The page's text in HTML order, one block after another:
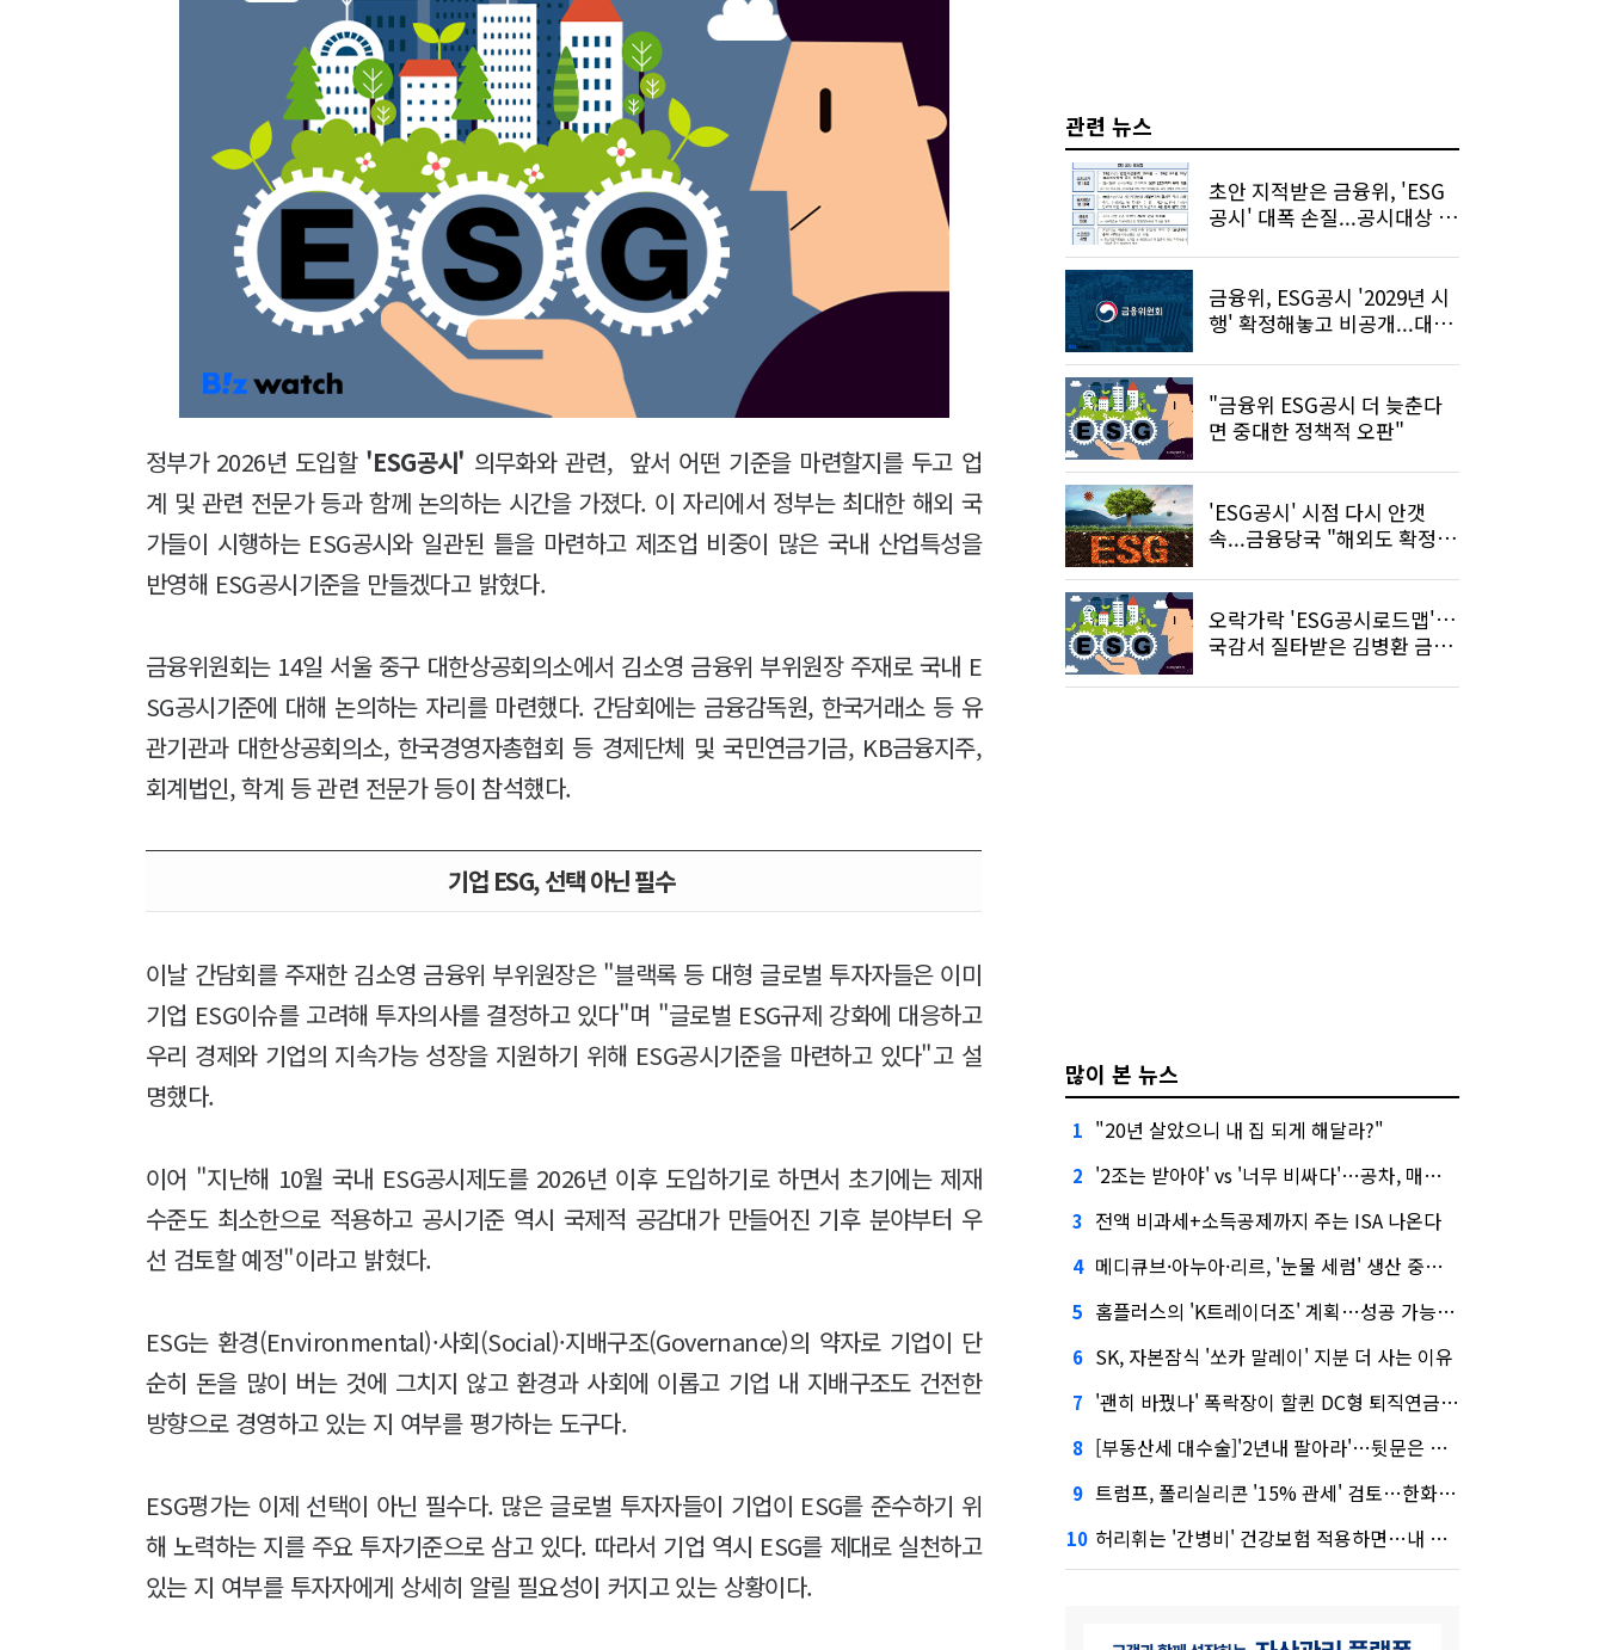
정부가 2026년 도입할 'ESG공시' 의무화와 관련, 앞서 어떤 기준을 마련할지를 두고 업
계 및 관련 전문가 등과 함께 논의하는 시간을 가졌다. 이 자리에서 정부는 최대한 해외 국
가들이 시행하는 ESG공시와 일관된 틀을 마련하고 제조업 비중이 많은 국내 산업특성을
반영해 ESG공시기준을 만들겠다고 밝혔다.
금융위원회는 14일 서울 중구 대한상공회의소에서 김소영 금융위 부위원장 주재로 국내 E
SG공시기준에 대해 논의하는 자리를 마련했다. 간담회에는 금융감독원, 한국거래소 등 유
관기관과 대한상공회의소, 한국경영자총협회 등 경제단체 및 국민연금기금, KB금융지주,
회계법인, 학계 등 관련 전문가 등이 참석했다.
기업 ESG, 선택 아닌 필수
이날 간담회를 주재한 김소영 금융위 부위원장은 "블랙록 등 대형 글로벌 투자자들은 이미
기업 ESG이슈를 고려해 투자의사를 결정하고 있다"며 "글로벌 ESG규제 강화에 대응하고
우리 경제와 기업의 지속가능 성장을 지원하기 위해 ESG공시기준을 마련하고 있다"고 설
명했다.
이어 "지난해 10월 국내 ESG공시제도를 2026년 이후 도입하기로 하면서 초기에는 제재
수준도 최소한으로 적용하고 공시기준 역시 국제적 공감대가 만들어진 기후 분야부터 우
선 검토할 예정"이라고 밝혔다.
ESG는 환경(Environmental)·사회(Social)·지배구조(Governance)의 약자로 기업이 단
순히 돈을 많이 버는 것에 그치지 않고 환경과 사회에 이롭고 기업 내 지배구조도 건전한
방향으로 경영하고 있는 지 여부를 평가하는 도구다.
ESG평가는 이제 선택이 아닌 필수다. 많은 글로벌 투자자들이 기업이 ESG를 준수하기 위
해 노력하는 지를 주요 투자기준으로 삼고 있다. 따라서 기업 역시 ESG를 제대로 실천하고
있는 지 여부를 투자자에게 상세히 알릴 필요성이 커지고 있는 상황이다.
관련 뉴스
초안 지적받은 금융위, 'ESG
공시' 대폭 손질...공시대상 확
금융위, ESG공시 '2029년 시
행' 확정해놓고 비공개...대선
"금융위 ESG공시 더 늦춘다
면 중대한 정책적 오판"
'ESG공시' 시점 다시 안갯
속...금융당국 "해외도 확정
오락가락 'ESG공시로드맵'…
국감서 질타받은 김병환 금융
많이 본 뉴스
1 "20년 살았으니 내 집 되게 해달라?"
2 '2조는 받아야' vs '너무 비싸다'…공차, 매각 성공할까
3 전액 비과세+소득공제까지 주는 ISA 나온다
4 메디큐브·아누아·리르, '눈물 세럼' 생산 중단한다
5 홈플러스의 'K트레이더조' 계획…성공 가능성은 '글쎄'
6 SK, 자본잠식 '쏘카 말레이' 지분 더 사는 이유
7 '괜히 바꿨나' 폭락장이 할퀸 DC형 퇴직연금…전문가 조언은
8 [부동산세 대수술]'2년내 팔아라'…뒷문은 열었다
9 트럼프, 폴리실리콘 '15% 관세' 검토…한화큐셀·OCI 영향은?
10 허리휘는 '간병비' 건강보험 적용하면…내 간병보험은?